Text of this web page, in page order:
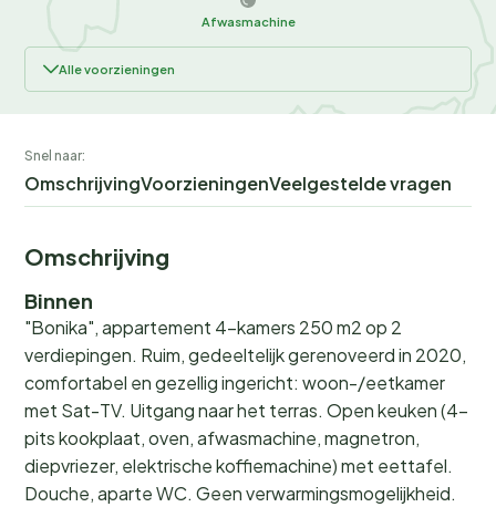
Afwasmachine
Alle voorzieningen
Snel naar:
OmschrijvingVoorzieningenVeelgestelde vragen
Omschrijving
Binnen
"Bonika", appartement 4-kamers 250 m2 op 2
verdiepingen. Ruim, gedeeltelijk gerenoveerd in 2020,
comfortabel en gezellig ingericht: woon-/eetkamer
met Sat-TV. Uitgang naar het terras. Open keuken (4-
pits kookplaat, oven, afwasmachine, magnetron,
diepvriezer, elektrische koffiemachine) met eettafel.
Douche, aparte WC. Geen verwarmingsmogelijkheid.